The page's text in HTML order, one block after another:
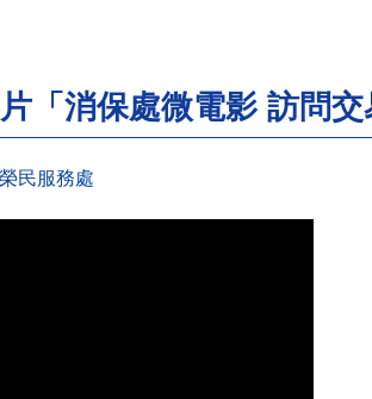
「消保處微電影 訪問交
民服務處